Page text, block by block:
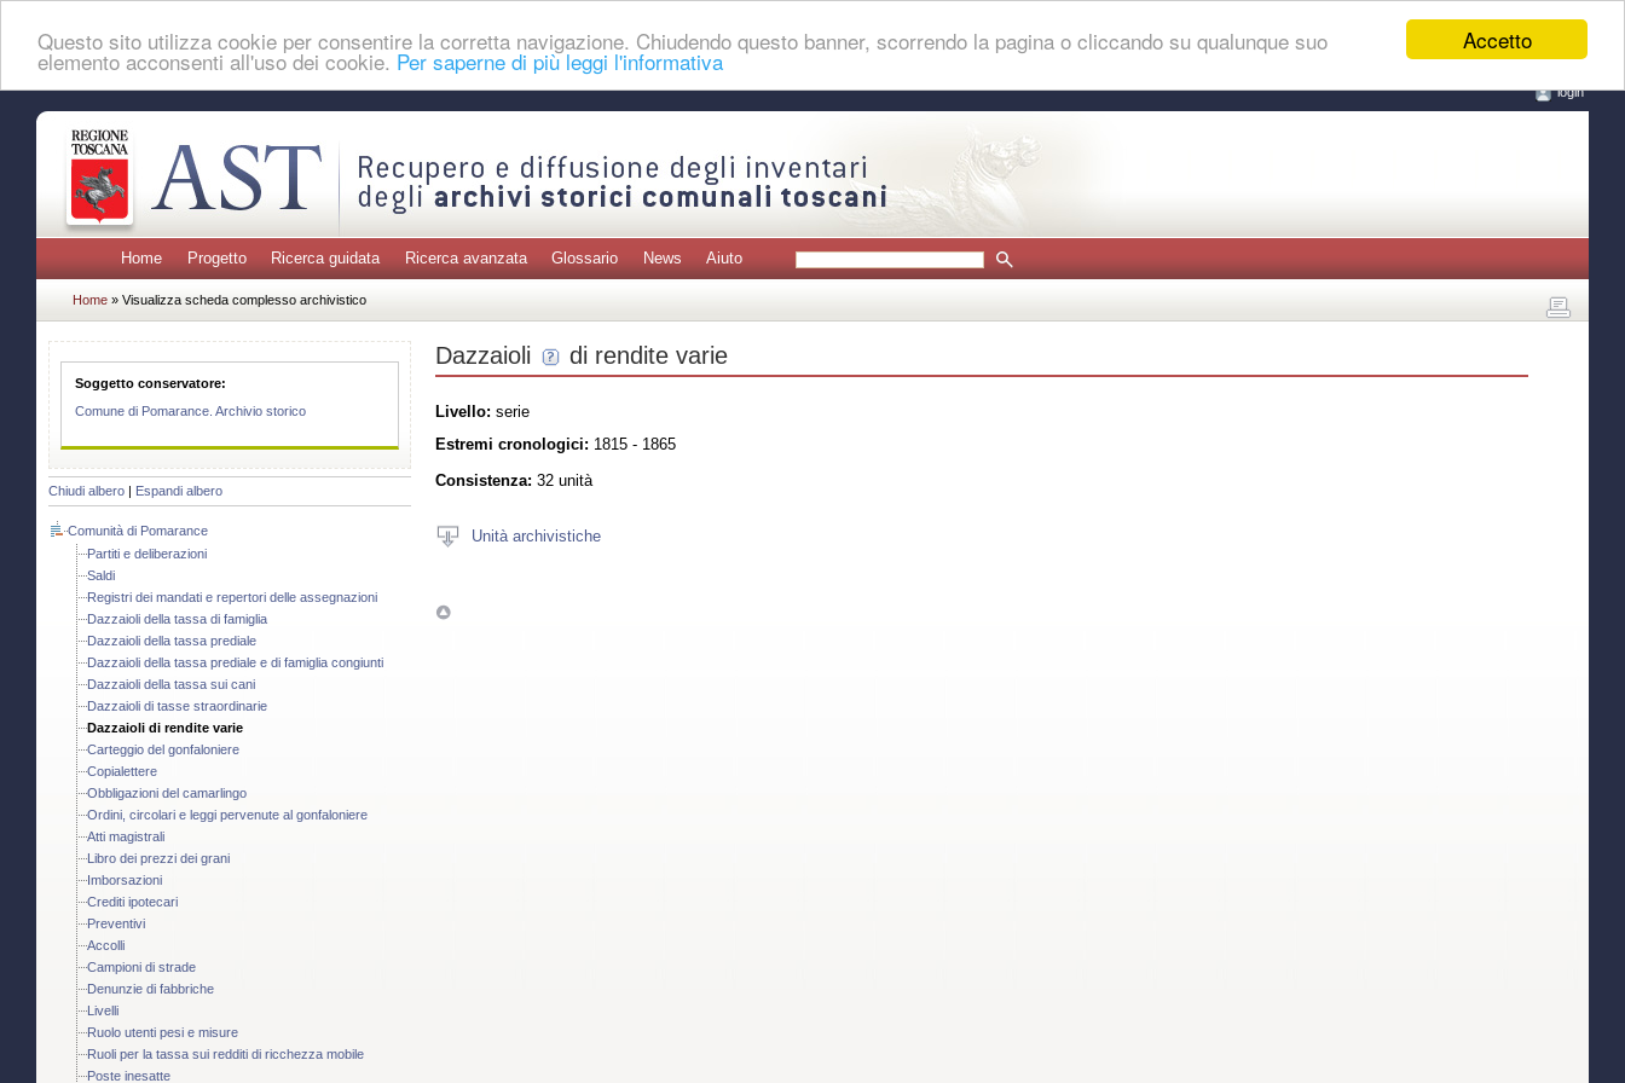
Accetto
Questo sito utilizza cookie per consentire la corretta navigazione. Chiudendo questo banner, scorrendo la pagina o cliccando su qualunque suo
elemento acconsenti all'uso dei cookie. Per saperne di più leggi l'informativa
login
Home Progetto Ricerca guidata Ricerca avanzata Glossario News Aiuto
Home » Visualizza scheda complesso archivistico
Soggetto conservatore:
Comune di Pomarance. Archivio storico
Chiudi albero Espandi albero
Comunità di Pomarance
Partiti e deliberazioni
Saldi
Registri dei mandati e repertori delle assegnazioni
Dazzaioli della tassa di famiglia
Dazzaioli della tassa prediale
Dazzaioli della tassa prediale e di famiglia congiunti
Dazzaioli della tassa sui cani
Dazzaioli di tasse straordinarie
Dazzaioli di rendite varie
Carteggio del gonfaloniere
Copialettere
Obbligazioni del camarlingo
Ordini, circolari e leggi pervenute al gonfaloniere
Atti magistrali
Libro dei prezzi dei grani
Imborsazioni
Crediti ipotecari
Preventivi
Accolli
Campioni di strade
Denunzie di fabbriche
Livelli
Ruolo utenti pesi e misure
Ruoli per la tassa sui redditi di ricchezza mobile
Poste inesatte
Dazzaioli di rendite varie
Livello: serie
Estremi cronologici: 1815 - 1865
Consistenza: 32 unità
Unità archivistiche